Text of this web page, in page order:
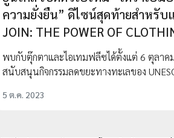
ความยั่งยืน” ดิไซน์สุดท้ายสำหรั
JOIN: THE POWER OF
พบกับตุ๊กตาและไอเทมฟลีซได้ตั้งแต่ 6 ตุลา
สนับสนุนกิจกรรมลดขยะทางทะเลของ
5 ต.ค. 2023